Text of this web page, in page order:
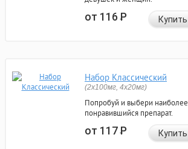
от 116Р Купить
Набор Классический
(2x100мг, 4x20мг)
Попробуй и выбери наиболее
понравившийся препарат.
от 117Р Купить